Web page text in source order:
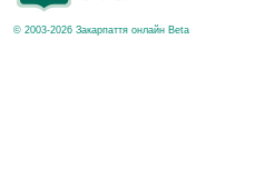
© 2003-2026 Закарпаття онлайн Beta